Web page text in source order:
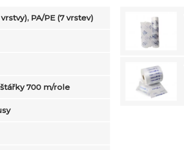
PA/PE (7 vrstev)
700 m/role